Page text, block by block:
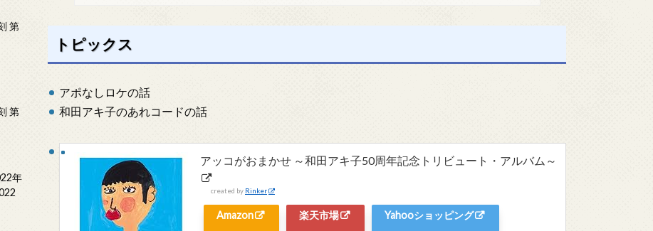
トピックス
アポなしロケの話
和田アキ子のあれコードの話
アッコがおまかせ ～和田アキ子50周年記念トリビュート・アルバム～
created by Rinker
Amazon 楽天市場 Yahooショッピング
第
第
年